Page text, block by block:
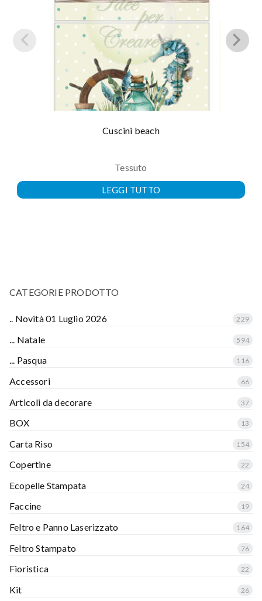
Cuscini beach
Tessuto
LEGGI TUTTO
CATEGORIE PRODOTTO
.. Novità 01 Luglio 2026 229
... Natale 594
... Pasqua 116
Accessori 66
Articoli da decorare 37
BOX 13
Carta Riso 154
Copertine 22
Ecopelle Stampata 24
Faccine 19
Feltro e Panno Laserizzato 164
Feltro Stampato 76
Fioristica 22
Kit 26